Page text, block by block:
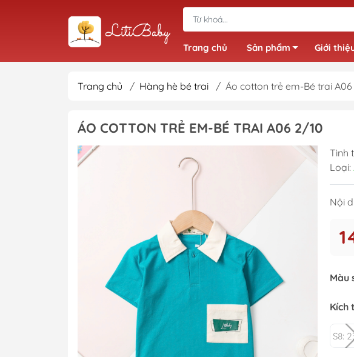
Trang chủ Sản phẩm
Quần bé trai
Giầy dép bé trai
Áo
Giới
Trang chủ / Hàng hè bé trai / Áo cotton trẻ em-Bé trai A06
ÁO COTTON TRẺ EM-BÉ TRAI A06 2/10
Tình
Loại:
Nội
Màu
Kích
S8: